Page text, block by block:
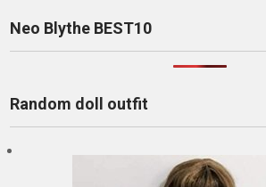
Neo Blythe BEST10
Random doll outfit